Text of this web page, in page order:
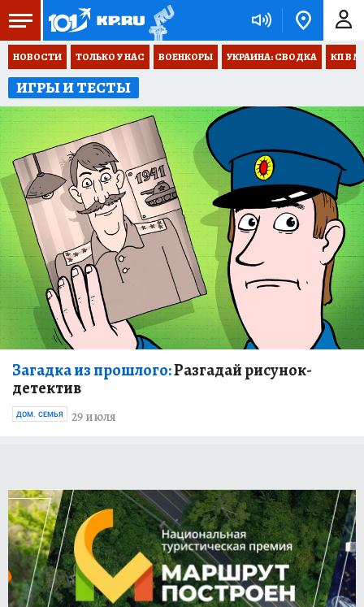
НОВОСТИ ТОЛЬКО У НАС ВОЕНКОРЫ УКРАИНА: СВОДКА КП В
ИГРЫ И ТЕСТЫ
Загадка из прошлого:Разгадай рисунок-
детектив
29 июля
ДОМ. СЕМЬЯ